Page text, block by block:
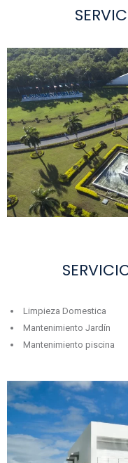
Limpieza Domestica
Mantenimiento Jardín
Mantenimiento piscina